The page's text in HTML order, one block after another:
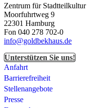
Zentrum für Stadtteilkultur
Moorfuhrtweg 9
22301 Hamburg
Fon 040 278 702-0
info@goldbekhaus.de
Unterstützen Sie uns!
Anfahrt
Barrierefreiheit
Stellenangebote
Presse